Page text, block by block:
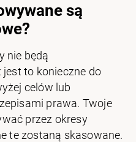
są
nie będą
jest to konieczne do
celów lub
prawa. Twoje
przez okresy
te zostaną skasowane.